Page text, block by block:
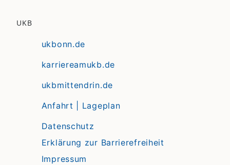
UKB
ukbonn.de
karriereamukb.de
ukbmittendrin.de
Anfahrt | Lageplan
Datenschutz
Erklärung zur Barrierefreiheit
Impressum